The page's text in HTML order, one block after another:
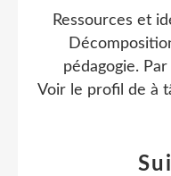
Ressources et
pédagogie.
Voir le profil de à